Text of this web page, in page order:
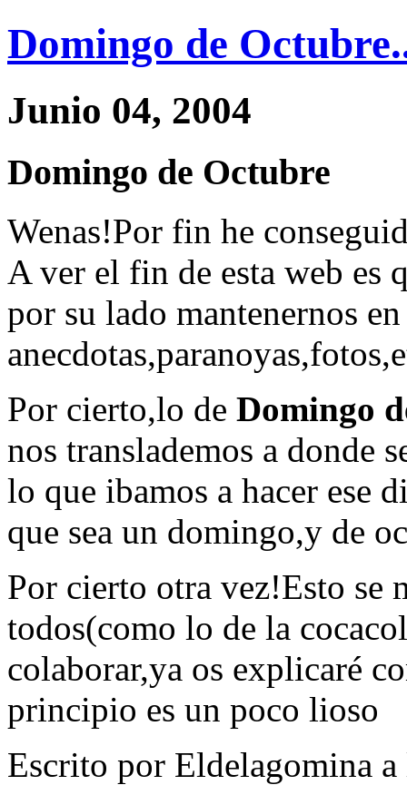
Domingo de
Junio 04, 2004
Domingo de Octubre
Wenas!Por fin he
A ver el fin de esta web es
por su lado mantenernos
Por cierto,lo de Domingo
nos translademos a donde
lo que ibamos a hacer ese
que sea un domingo,y de
Por cierto otra vez!Esto se
todos(como lo de la
colaborar,ya os explicaré
principio es un poco lioso
Escrito por Eldelagomina